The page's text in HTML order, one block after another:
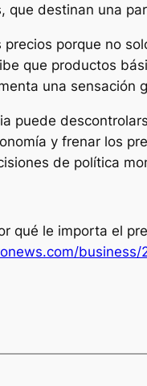
que destinan una
precios porque no
que productos
una sensación
puede
y frenar los
de política
qué le importa el